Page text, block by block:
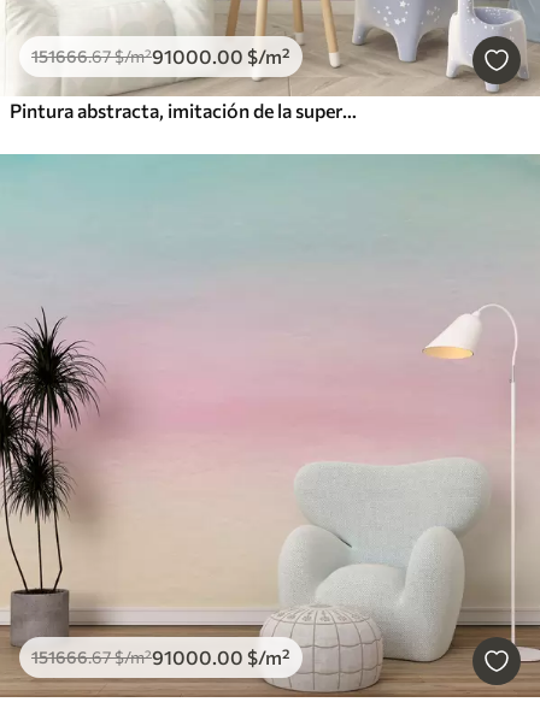
151666.67$/m²91000.00 $/m²
Pintura abstracta, imitación de la superficie de mármol de la piedra
151666.67$/m²91000.00 $/m²